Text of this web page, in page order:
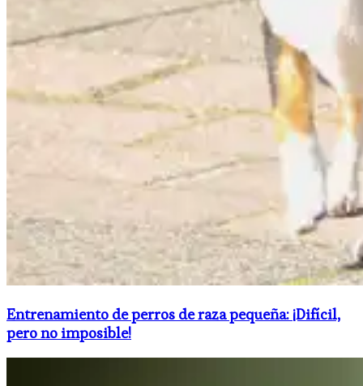
Entrenamiento de perros de raza pequeña: ¡Difícil,
pero no imposible!